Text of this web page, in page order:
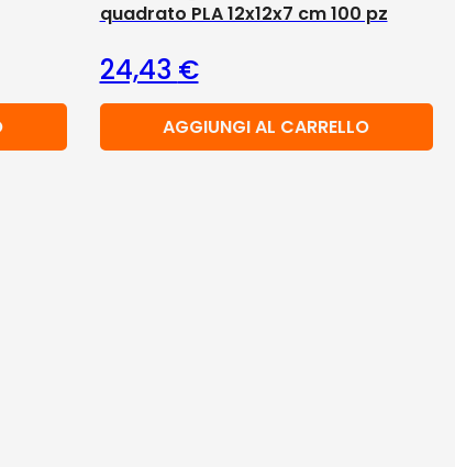
quadrato PLA 12x12x7 cm 100 pz
24,43 €
AGGIUNGI AL CARRELLO